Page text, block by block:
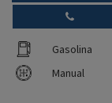
Gasolina
Manual